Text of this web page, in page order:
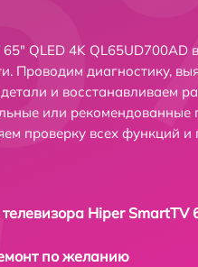
QLED 4K QL65UD700AD
Проводим диагностику,
и восстанавливаем
или рекомендованные
проверку всех функций и
телевизора Hiper SmartTV
по желанию